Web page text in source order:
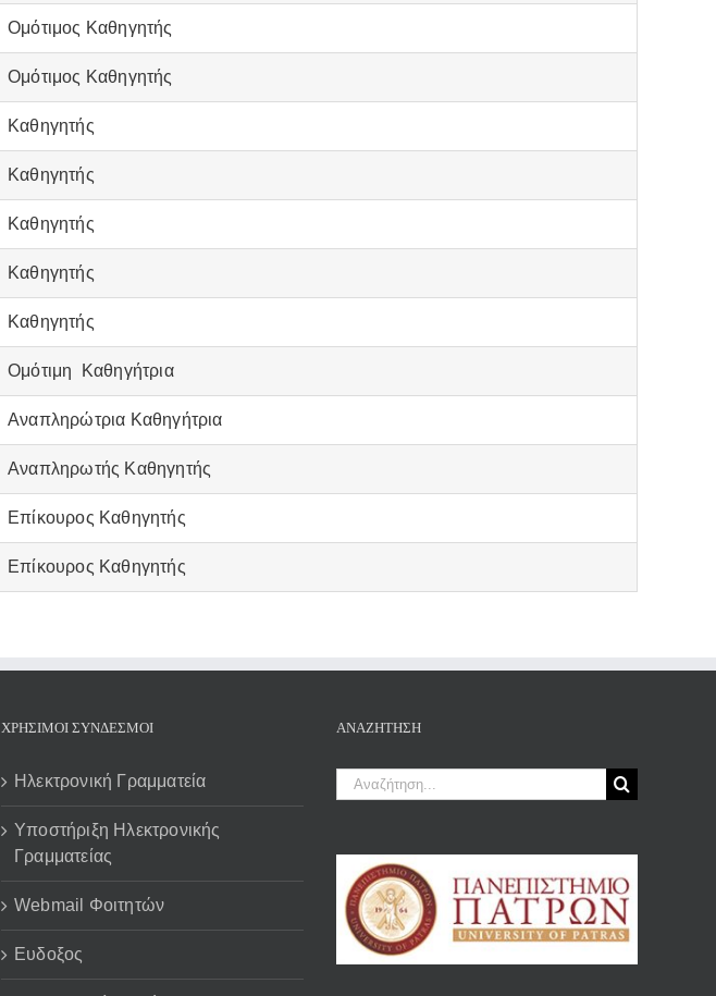
Ομότιμος Καθηγητής
Ομότιμος Καθηγητής
Καθηγητής
Καθηγητής
Καθηγητής
Καθηγητής
Καθηγητής
Ομότιμη Καθηγήτρια
Αναπληρώτρια Καθηγήτρια
Αναπληρωτής Καθηγητής
Επίκουρος Καθηγητής
Επίκουρος Καθηγητής
ΧΡΗΣΙΜΟΙ ΣΥΝΔΕΣΜΟΙ
Ηλεκτρονική Γραμματεία
Υποστήριξη Ηλεκτρονικής
Γραμματείας
Webmail Φοιτητών
Ευδοξος
ΑΝΑΖΉΤΗΣΗ
Αναζήτηση
για: